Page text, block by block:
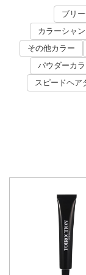
ブリ
カラーシャ
その他カラー
パウダーカ
スピードヘア